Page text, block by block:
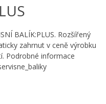
BALÍK:PLUS. Rozšířený
zahrnut v ceně výrobku
Podrobné informace